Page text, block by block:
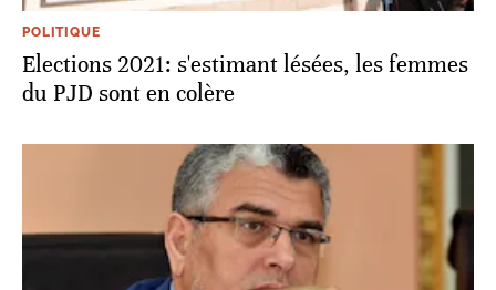
POLITIQUE
Elections 2021: s'estimant lésées, les femmes
du PJD sont en colère